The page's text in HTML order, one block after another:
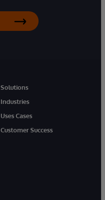
Solutions
Industries
Uses Cases
Customer Success